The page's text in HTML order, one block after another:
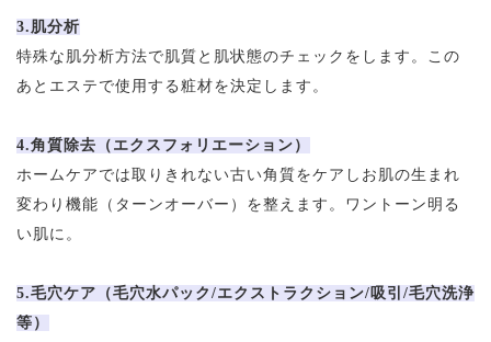
3.肌分析
特殊な肌分析方法で肌質と肌状態のチェックをします。この
あとエステで使用する粧材を決定します。
4.角質除去（エクスフォリエーション）
ホームケアでは取りきれない古い角質をケアしお肌の生まれ
変わり機能（ターンオーバー）を整えます。ワントーン明る
い肌に。
5.毛穴ケア（毛穴水パック/エクストラクション/吸引/毛穴洗浄
等）